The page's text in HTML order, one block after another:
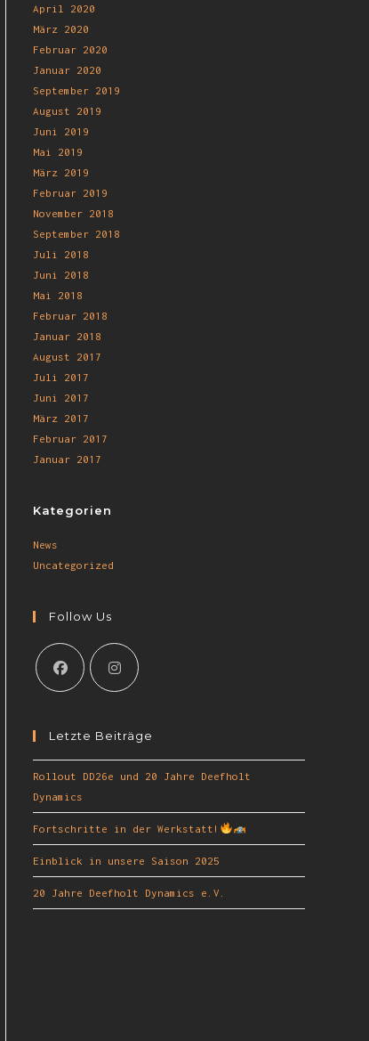
April 2020
März 2020
Februar 2020
Januar 2020
September 2019
August 2019
Juni 2019
Mai 2019
März 2019
Februar 2019
November 2018
September 2018
Juli 2018
Juni 2018
Mai 2018
Februar 2018
Januar 2018
August 2017
Juli 2017
Juni 2017
März 2017
Februar 2017
Januar 2017
Kategorien
News
Uncategorized
Follow Us
Letzte Beiträge
Rollout DD26e und 20 Jahre Deefholt
Dynamics
Fortschritte in der Werkstatt!
Einblick in unsere Saison 2025
20 Jahre Deefholt Dynamics e.V.